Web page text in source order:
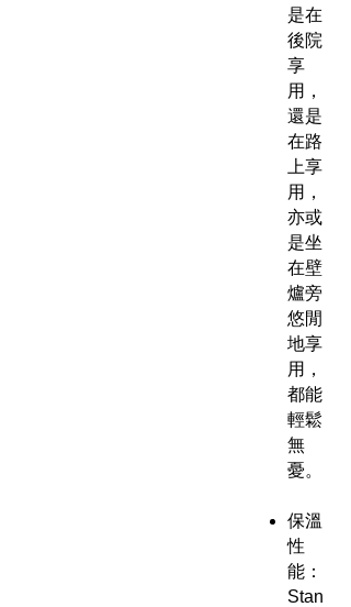
是在
後院
享
用，
還是
在路
上享
用，
亦或
是坐
在壁
爐旁
悠閒
地享
用，
都能
輕鬆
無
憂。
保溫
性
能：
Stan